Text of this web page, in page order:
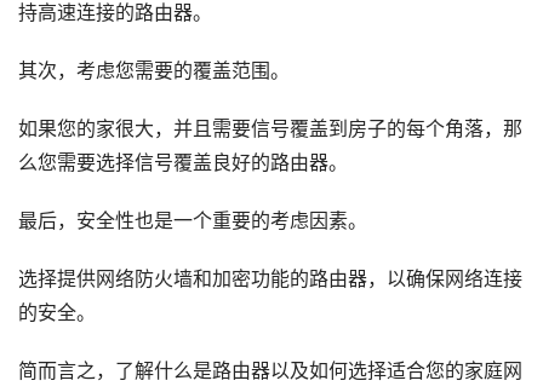
持高速连接的路由器。
其次，考虑您需要的覆盖范围。
如果您的家很大，并且需要信号覆盖到房子的每个角落，那
么您需要选择信号覆盖良好的路由器。
最后，安全性也是一个重要的考虑因素。
选择提供网络防火墙和加密功能的路由器，以确保网络连接
的安全。
简而言之，了解什么是路由器以及如何选择适合您的家庭网